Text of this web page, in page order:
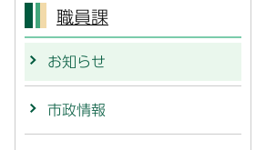
職員課
お知らせ
市政情報